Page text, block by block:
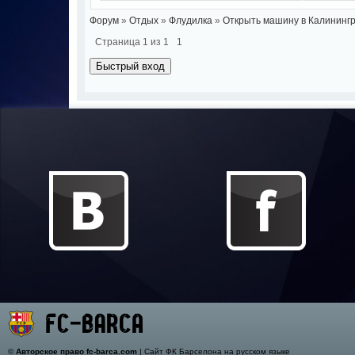
Форум » Отдых » Флудилка » Открыть машину в
Страница 1 из 1 1
©Авторское право fc-barca.com| Сайт ФК Барселона на русском языке